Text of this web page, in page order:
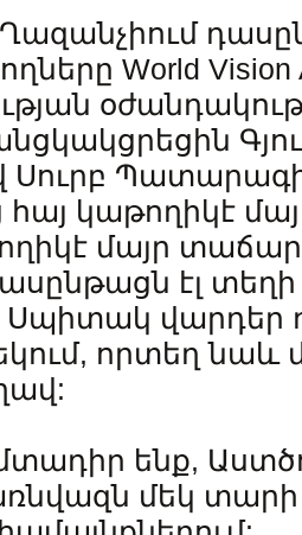
Ղազանչիում
World Vision
Սուրբ
կաթողիկէ
մայր
էլ տեղի
Սպիտակ վարդեր
որտեղ
ենք,
մեկ